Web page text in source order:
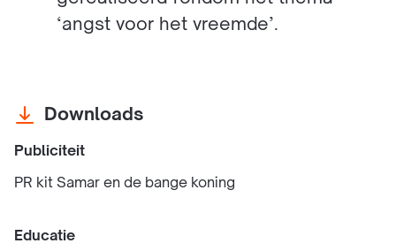
Downloads
Publiciteit
PR kit Samar en de bange koning
Educatie
‘angst voor het vreemde’.